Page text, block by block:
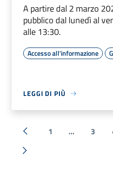
A partire dal 2 marzo
pubblico dal lunedì al
alle 13:30.
Accesso all'informazione
LEGGI DI PIÙ
« Precedente
1 ... 3
Successiva »